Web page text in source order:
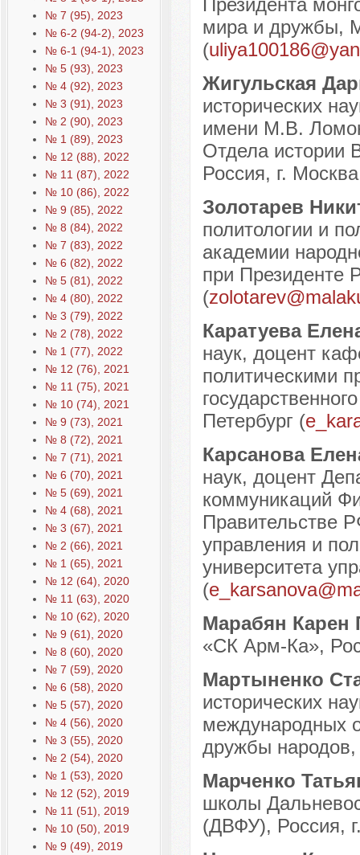
№ 7 (95), 2023
№ 6-2 (94-2), 2023
№ 6-1 (94-1), 2023
№ 5 (93), 2023
№ 4 (92), 2023
№ 3 (91), 2023
№ 2 (90), 2023
№ 1 (89), 2023
№ 12 (88), 2022
№ 11 (87), 2022
№ 10 (86), 2022
№ 9 (85), 2022
№ 8 (84), 2022
№ 7 (83), 2022
№ 6 (82), 2022
№ 5 (81), 2022
№ 4 (80), 2022
№ 3 (79), 2022
№ 2 (78), 2022
№ 1 (77), 2022
№ 12 (76), 2021
№ 11 (75), 2021
№ 10 (74), 2021
№ 9 (73), 2021
№ 8 (72), 2021
№ 7 (71), 2021
№ 6 (70), 2021
№ 5 (69), 2021
№ 4 (68), 2021
№ 3 (67), 2021
№ 2 (66), 2021
№ 1 (65), 2021
№ 12 (64), 2020
№ 11 (63), 2020
№ 10 (62), 2020
№ 9 (61), 2020
№ 8 (60), 2020
№ 7 (59), 2020
№ 6 (58), 2020
№ 5 (57), 2020
№ 4 (56), 2020
№ 3 (55), 2020
№ 2 (54), 2020
№ 1 (53), 2020
№ 12 (52), 2019
№ 11 (51), 2019
№ 10 (50), 2019
№ 9 (49), 2019
Президента
мира и дружбы,
(
Жигульская
исторических
имени М.В.
Отдела истории
Россия, г.
Золотарев
политологии и
академии
при Президенте
(
Каратуева
наук, доцент
политическими
Петербург (
Карсанова
наук, доцент
коммуникаций
Правительстве
управления и
университета
(
Марабян Карен
«СК Арм-Ка»,
Мартыненко
исторических
международных
дружбы народов,
Марченко
школы
(ДВФУ), Россия,